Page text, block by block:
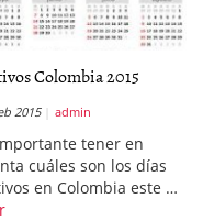
Colombia 2015
2015 admin
tener en
cuáles son los días
en Colombia este …